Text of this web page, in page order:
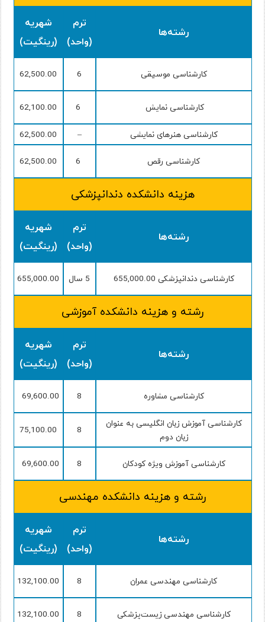
رشته‌ها
ترم
(واحد)
شهریه
(رینگیت)
کارشناسی موسیقی 6
62,500.00
کارشناسی نمایش
62,100.00
کارشناسی هنرهای نمایشی
–
62,500.00
کارشناسی رقص
62,500.00
هزینه دانشکده دندانپزشکی
رشته‌ها
ترم
(واحد)
شهریه
(رینگیت)
کارشناسی دندانپزشکی 655,000.00 5 سال 655,000.00
رشته و هزینه دانشکده آموزشی
رشته‌ها
ترم
(واحد)
شهریه
(رینگیت)
کارشناسی مشاوره 8
69,600.00
کارشناسی آموزش زبان انگلیسی به عنوان
زبان دوم
8
75,100.00
کارشناسی آموزش ویژه کودکان 8
69,600.00
رشته و هزینه دانشکده مهندسی
رشته‌ها
ترم
(واحد)
شهریه
(رینگیت)
کارشناسی مهندسی عمران 8
132,100.00
کارشناسی مهندسی زیست‌پزشکی 8
132,100.00